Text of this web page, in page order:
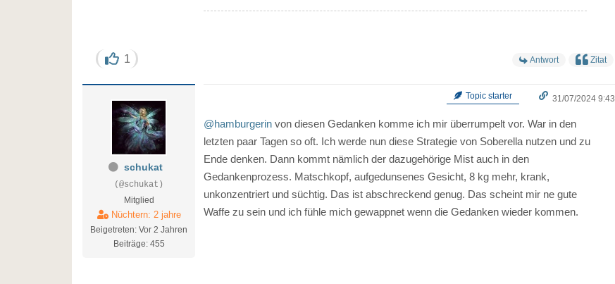
1 Antwort Zitat
schukat
(@schukat)
Mitglied
Nüchtern: 2 jahre
Beigetreten: Vor 2 Jahren
Beiträge: 455
Topic starter 31/07/2024 9:43
@hamburgerin von diesen Gedanken komme ich mir überrumpelt vor. War in den
letzten paar Tagen so oft. Ich werde nun diese Strategie von Soberella nutzen und zu
Ende denken. Dann kommt nämlich der dazugehörige Mist auch in den
Gedankenprozess. Matschkopf, aufgedunsenes Gesicht, 8 kg mehr, krank,
unkonzentriert und süchtig. Das ist abschreckend genug. Das scheint mir ne gute
Waffe zu sein und ich fühle mich gewappnet wenn die Gedanken wieder kommen.